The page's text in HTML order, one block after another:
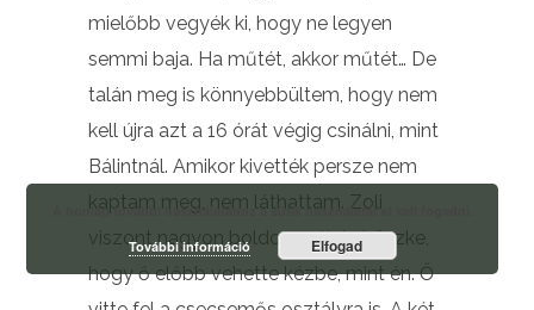
mielőbb vegyék ki, hogy ne legyen
semmi baja. Ha műtét, akkor műtét… De
talán meg is könnyebbültem, hogy nem
kell újra azt a 16 órát végig csinálni, mint
Bálintnál. Amikor kivették persze nem
kaptam meg, nem láthattam. Zoli
viszont nagyon boldog volt és büszke,
hogy ő előbb vehette kézbe, mint én. Ő
A honlap további használatához a sütik használatát el kell fogadni.
További információ
Elfogad